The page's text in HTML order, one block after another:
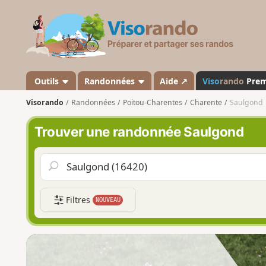
s
a
n
d
o
Outils Randonnées Aide ↗ Visorando
Visorando Randonnées Poitou-Charentes Charente Saulgond
Trouver une randonnée Saulgond
Filtres NOUVEAU